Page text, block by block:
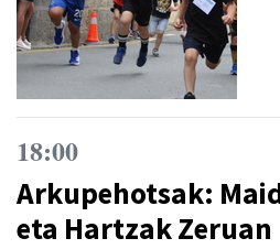
18:00
Arkupehotsak:
eta Hartzak Zeruan